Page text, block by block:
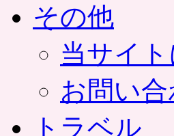
その他
当サイ
お問い
トラベル